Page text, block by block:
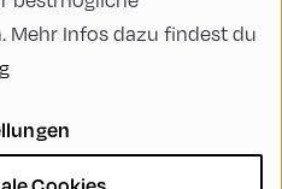
Mehr Infos dazu findest du